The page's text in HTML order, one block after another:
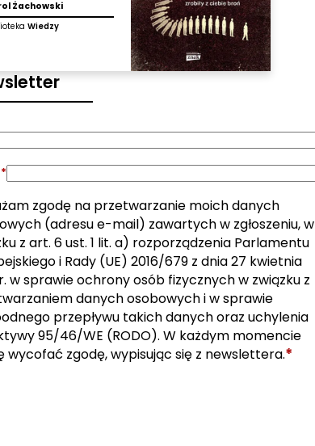
Żachowski
Wiedzy
*
*
zgodę na przetwarzanie moich danych
(adresu e-mail) zawartych w zgłoszeniu, w
z art. 6 ust. 1 lit. a) rozporządzenia Parlamentu
i Rady (UE) 2016/679 z dnia 27 kwietnia
w sprawie ochrony osób fizycznych w związku z
danych osobowych i w sprawie
przepływu takich danych oraz uchylenia
95/46/WE (RODO). W każdym momencie
wycofać zgodę, wypisując się z newslettera.*